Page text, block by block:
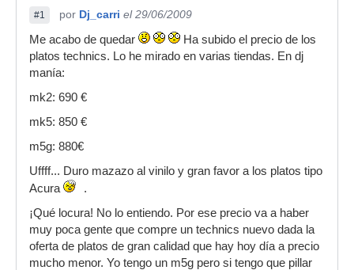
#1 por Dj_carri el 29/06/2009
Me acabo de quedar
Ha subido el precio de los
platos technics. Lo he mirado en varias tiendas. En dj
manía:
mk2: 690 €
mk5: 850 €
m5g: 880€
Uffff... Duro mazazo al vinilo y gran favor a los platos tipo
Acura
.
¡Qué locura! No lo entiendo. Por ese precio va a haber
muy poca gente que compre un technics nuevo dada la
oferta de platos de gran calidad que hay hoy día a precio
mucho menor. Yo tengo un m5g pero si tengo que pillar